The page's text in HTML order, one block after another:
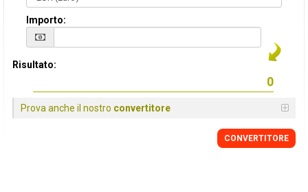
Importo:
Risultato:
Prova anche il nostro convertitore
CONVERTITORE